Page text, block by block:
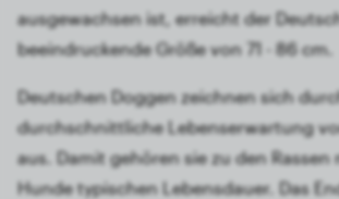
ausgewachsen ist, erreicht der
beeindruckende Größe von 71 - 86 cm.
Deutschen Doggen zeichnen sich
durchschnittliche Lebenserwartung
aus. Damit gehören sie zu den
Hunde typischen Lebensdauer. Das